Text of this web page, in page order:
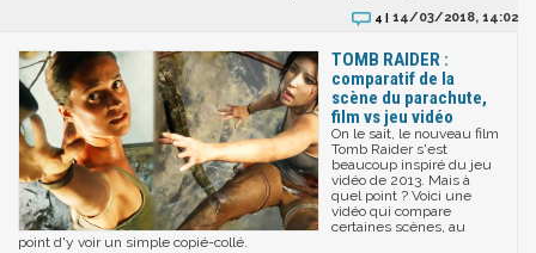
4 | 14/03/2018, 14:02
TOMB RAIDER :
comparatif de la
scène du parachute,
film vs jeu vidéo
On le sait, le nouveau film
Tomb Raider s'est
beaucoup inspiré du jeu
vidéo de 2013. Mais à
quel point ? Voici une
vidéo qui compare
certaines scènes, au
point d'y voir un simple copié-collé.